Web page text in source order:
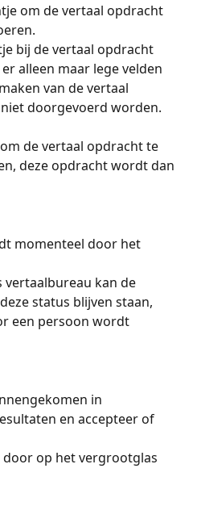
om de vertaal opdracht
bij de vertaal opdracht
alleen maar lege velden
van de vertaal
doorgevoerd worden.
de vertaal opdracht te
deze opdracht wordt dan
momenteel door het
vertaalbureau kan de
status blijven staan,
een persoon wordt
in
en accepteer of
op het vergrootglas